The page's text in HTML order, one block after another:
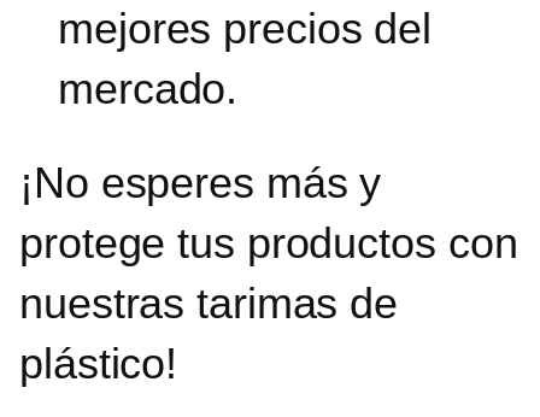
mejores precios del
mercado.
¡No esperes más y
protege tus productos con
nuestras tarimas de
plástico!